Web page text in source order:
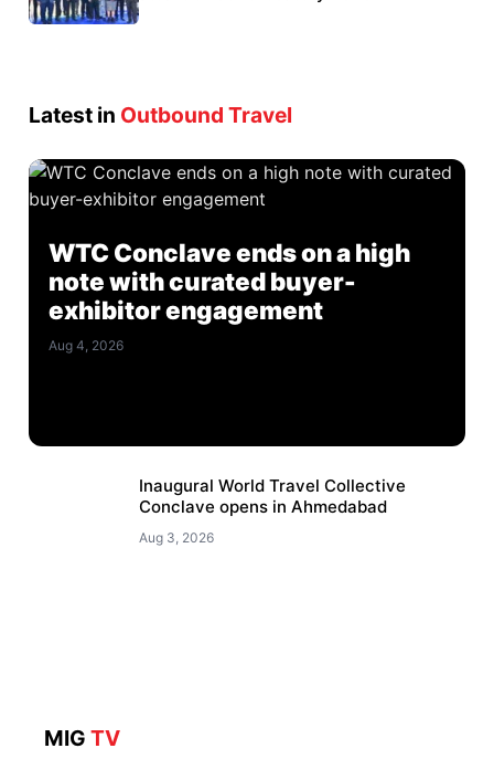
Latest in Outbound Travel
WTC Conclave ends on a high
note with curated buyer-
exhibitor engagement
Aug 4, 2026
Inaugural World Travel Collective
Conclave opens in Ahmedabad
Aug 3, 2026
MIGTV